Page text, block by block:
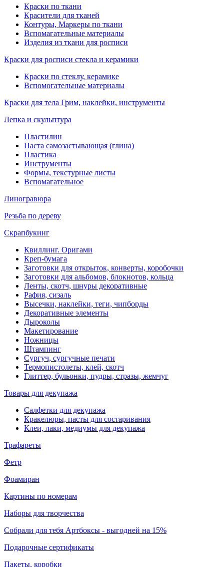
Краски по ткани
Красители для тканей
Контуры, Маркеры по ткани
Вспомагательные материалы
Изделия из ткани для росписи
Краски для росписи стекла и керамики
Краски по стеклу, керамике
Вспомогательные материалы
Краски для тела Грим, наклейки, инструменты
Лепка и скульптура
Пластилин
Паста самозастывающая (глина)
Пластика
Инструменты
Формы, текстурные листы
Вспомагательное
Линогравюра
Резьба по дереву
Скрапбукинг
Квиллинг. Оригами
Креп-бумага
Заготовки для открыток, конверты, коробочки
Заготовки для альбомов, блокнотов, кольца
Ленты, скотч, шнуры декоративные
Рафия, сизаль
Высечки, наклейки, теги, чипборды
Декоративные элементы
Дыроколы
Макетирование
Ножницы
Штампинг
Сургуч, сургучные печати
Термопистолеты, клей, скотч
Глиттер, бульонки, пудры, стразы, жемчуг
Товары для декупажа
Салфетки для декупажа
Кракелюры, пасты для состаривания
Клеи, лаки, медиумы для декупажа
Трафареты
Фетр
Фоамиран
Картины по номерам
Наборы для творчества
Собрали для тебя Артбоксы - выгодней на 15%
Подарочные сертификаты
Пакеты, коробки